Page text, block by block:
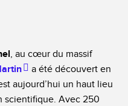
, au cœur du massif
a été découvert en
aujourd’hui un haut lieu
scientifique. Avec 250